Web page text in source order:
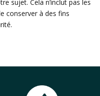
sujet. Cela n’inclut pas les
conserver à des fins